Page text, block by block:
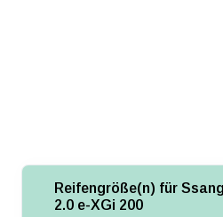
Reifengröße(n) für
2.0 e-XGi 200